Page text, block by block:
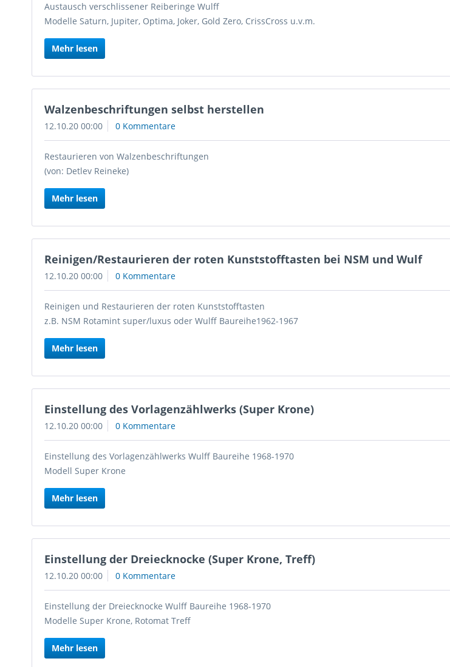
Austausch verschlissener Reiberinge Wulff
Modelle Saturn, Jupiter, Optima, Joker, Gold Zero, CrissCross u.v.m.
Mehr lesen
Walzenbeschriftungen selbst herstellen
12.10.20 00:00 0 Kommentare
Restaurieren von Walzenbeschriftungen
(von: Detlev Reineke)
Mehr lesen
Reinigen/Restaurieren der roten Kunststofftasten bei NSM und Wulf
12.10.20 00:00 0 Kommentare
Reinigen und Restaurieren der roten Kunststofftasten
z.B. NSM Rotamint super/luxus oder Wulff Baureihe1962-1967
Mehr lesen
Einstellung des Vorlagenzählwerks (Super Krone)
12.10.20 00:00 0 Kommentare
Einstellung des Vorlagenzählwerks Wulff Baureihe 1968-1970
Modell Super Krone
Mehr lesen
Einstellung der Dreiecknocke (Super Krone, Treff)
12.10.20 00:00 0 Kommentare
Einstellung der Dreiecknocke Wulff Baureihe 1968-1970
Modelle Super Krone, Rotomat Treff
Mehr lesen